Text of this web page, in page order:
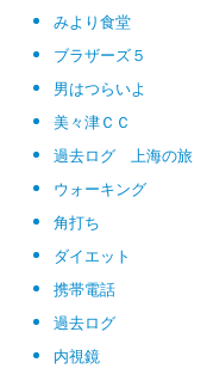
みより食堂
ブラザーズ５
男はつらいよ
美々津ＣＣ
過去ログ 上海の旅
ウォーキング
角打ち
ダイエット
携帯電話
過去ログ
内視鏡